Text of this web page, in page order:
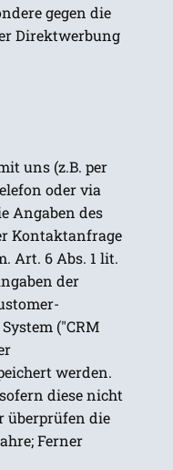
gegen die
Direktwerbung
uns (z.B. per
oder via
Angaben des
Kontaktanfrage
Art. 6 Abs. 1 lit.
der
("CRM
werden.
diese nicht
überprüfen die
Ferner